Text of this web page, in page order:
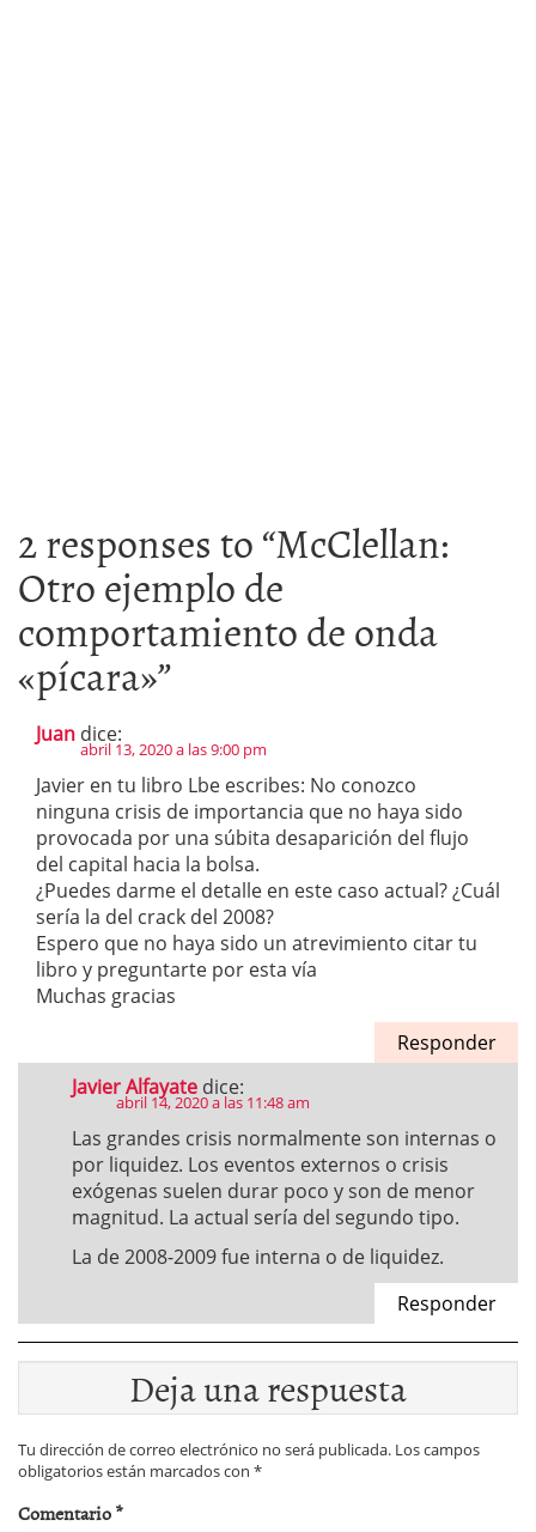
2 responses to “McClellan:
Otro ejemplo de
comportamiento de onda
«pícara»”
Juan dice:
abril 13, 2020 a las 9:00 pm
Javier en tu libro Lbe escribes: No conozco
ninguna crisis de importancia que no haya sido
provocada por una súbita desaparición del flujo
del capital hacia la bolsa.
¿Puedes darme el detalle en este caso actual? ¿Cuál
sería la del crack del 2008?
Espero que no haya sido un atrevimiento citar tu
libro y preguntarte por esta vía
Muchas gracias
Responder
Javier Alfayate dice:
abril 14, 2020 a las 11:48 am
Las grandes crisis normalmente son internas o
por liquidez. Los eventos externos o crisis
exógenas suelen durar poco y son de menor
magnitud. La actual sería del segundo tipo.
La de 2008-2009 fue interna o de liquidez.
Responder
Deja una respuesta
Tu dirección de correo electrónico no será publicada. Los campos
obligatorios están marcados con *
Comentario*